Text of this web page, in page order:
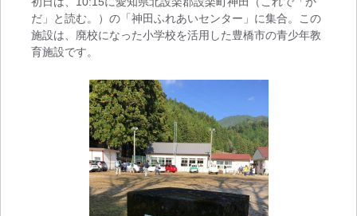
だ」と読む。）の「神田ふれあいセンター」に集合。この
施設は、廃校になった小学校を活用した豊橋市の青少年教
育施設です。